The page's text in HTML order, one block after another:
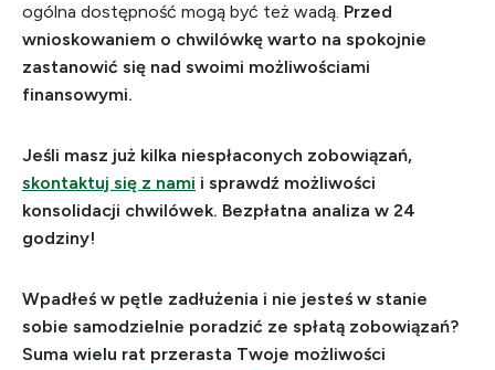
ogólna dostępność mogą być też wadą. Przed
wnioskowaniem o chwilówkę warto na spokojnie
zastanowić się nad swoimi możliwościami
finansowymi.
Jeśli masz już kilka niespłaconych zobowiązań,
skontaktuj się z nami i sprawdź możliwości
konsolidacji chwilówek. Bezpłatna analiza w 24
godziny!
Wpadłeś w pętle zadłużenia i nie jesteś w stanie
sobie samodzielnie poradzić ze spłatą zobowiązań?
Suma wielu rat przerasta Twoje możliwości